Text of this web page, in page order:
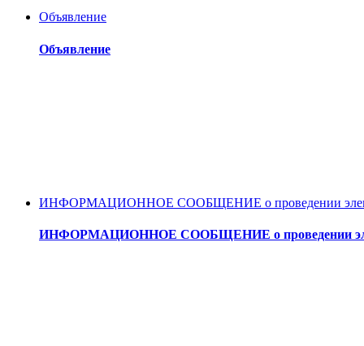
Объявление
Объявление
ИНФОРМАЦИОННОЕ СООБЩЕНИЕ о проведении
ИНФОРМАЦИОННОЕ СООБЩЕНИЕ о проведении